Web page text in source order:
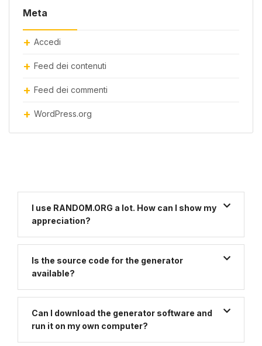
Meta
Accedi
Feed dei contenuti
Feed dei commenti
WordPress.org
I use RANDOM.ORG a lot. How can I show my
appreciation?
Is the source code for the generator
available?
Can I download the generator software and
run it on my own computer?